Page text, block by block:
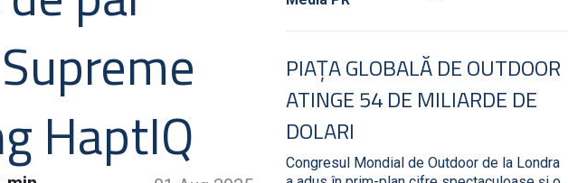
HaptIQ
PIAȚA GLOBALĂ DE OUTDOOR
ATINGE 54 DE MILIARDE DE
DOLARI
Congresul Mondial de Outdoor de la Londra